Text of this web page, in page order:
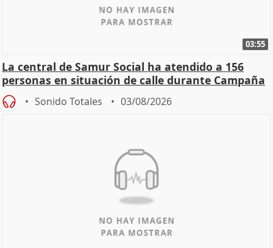
03:55
La central de Samur Social ha atendido a 156
personas en situación de calle durante Campaña
de Calor
Sonido Totales 03/08/2026